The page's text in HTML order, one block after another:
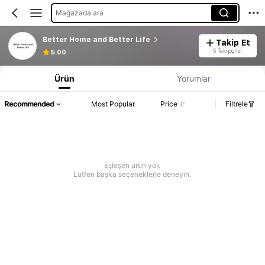
Mağazada ara
Better Home and Better Life
5.00
Takip Et
5 Takipçiler
Ürün Yorumlar
Recommended Most Popular Price Filtrele
Eşleşen ürün yok
Lütfen başka seçeneklerle deneyin.